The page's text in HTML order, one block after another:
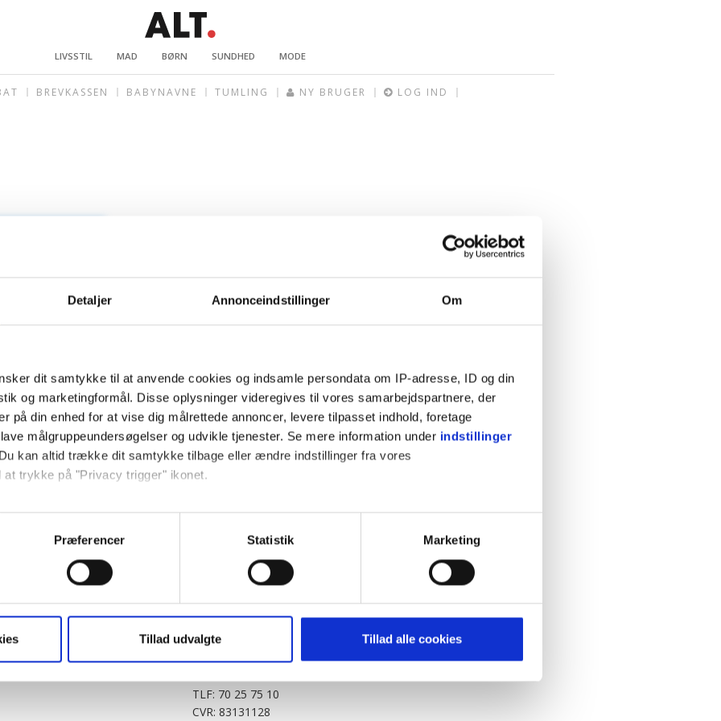
Detaljer Annonceindstillinger Om
dit samtykke til at anvende cookies og indsamle persondata om IP-adresse, ID og din
og marketingformål. Disse oplysninger videregives til vores samarbejdspartnere, der
på din enhed for at vise dig målrettede annoncer, levere tilpasset indhold, foretage
målgruppeundersøgelser og udvikle tjenester. Se mere information under indstillinger
kan altid trække dit samtykke tilbage eller ændre indstillinger fra vores
at trykke på "Privacy trigger" ikonet.
gerne:
om din placering, der kan være nøjagtig inden for få meter
baseret på en scanning af dens unikke karakteristika (fingerprinting)
må bruge egne cookies og cookies fra tredjeparter til at optimere dit besøg på vores
generere statistik og huske dine præferencer samt til brug for markedsføring, så vi
tilbage. Du skal være opmærksom på, at vores hjemmeside muligvis ikke fungerer
cookies eller tilbagetrækker et samtykke. Du kan læse mere om vores brug af cookies
Præferencer Statistik Marketing
Tillad udvalgte Tillad alle cookies
LIVSSTIL MAD BØRN SUNDHED MODE
BREVKASSEN BABYNAVNE TUMLING NY BRUGER LOG IND
KitchenOne.dk
Jollyroom.dk
Outnorth.dk
Klikk.no
Alt.dk
Realityportalen.dk
Cookiepolitik
Privatlivspolitik
BABY.DK
Story House Egmont A/S
Strødamvej 46
TLF: 70 25 75 10
CVR: 83131128